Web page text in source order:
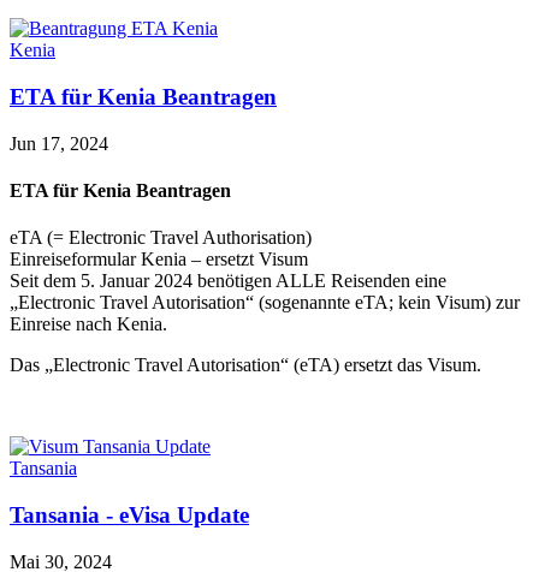
Kenia
ETA für Kenia Beantragen
Jun 17, 2024
ETA für Kenia Beantragen
eTA (= Electronic Travel Authorisation)
Einreiseformular Kenia – ersetzt Visum
Seit dem 5. Januar 2024 benötigen ALLE Reisenden eine
„Electronic Travel Autorisation“ (sogenannte eTA; kein Visum) zur
Einreise nach Kenia.
Das „Electronic Travel Autorisation“ (eTA) ersetzt das Visum.
Tansania
Tansania - eVisa Update
Mai 30, 2024